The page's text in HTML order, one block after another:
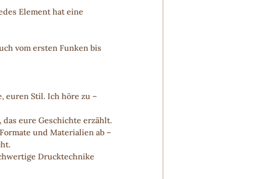
Element hat eine
vom ersten Funken bis
euren Stil. Ich höre zu –
eure Geschichte erzählt.
und Materialien ab –
Drucktechnike